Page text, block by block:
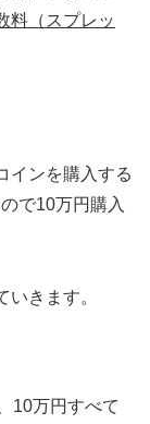
料（スプレッ
インを購入する
で10万円購入
きます。
10万円すべて